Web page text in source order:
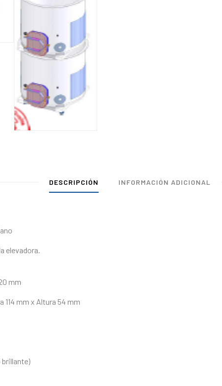
DESCRIPCIÓN INFORMACIÓN ADICIONAL
elevadora.
mm
mm x Altura 54 mm
brillante)